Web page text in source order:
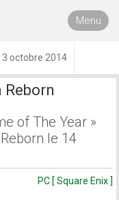
Menu
octobre 2014
Reborn
of The Year »
le 14
PC [ Square Enix ]